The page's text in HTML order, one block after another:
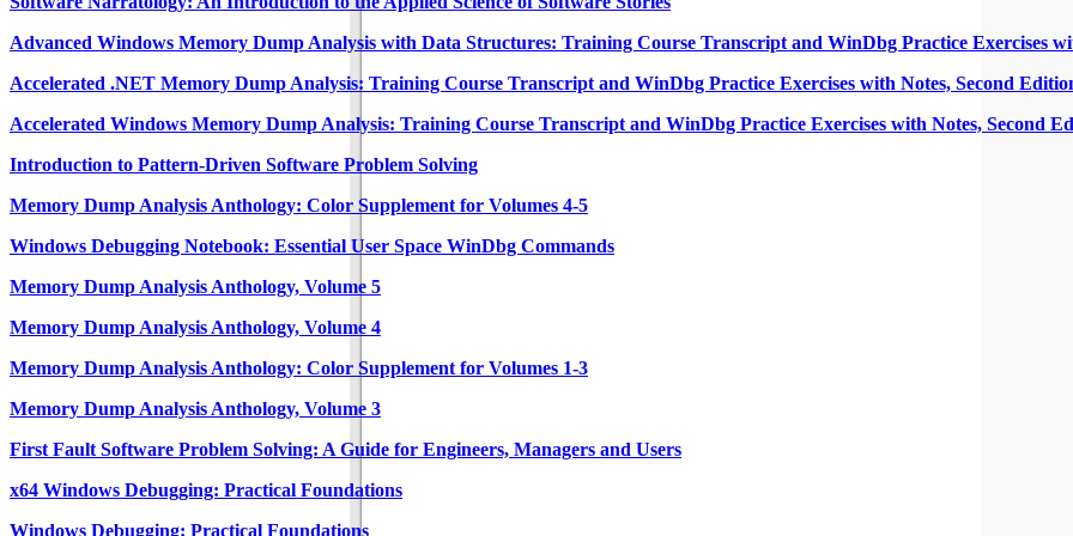
Advanced Windows Memory Dump Analysis with Data Structures: Training Course Transcript and WinDbg Practice Exercises
Accelerated .NET Memory Dump Analysis: Training Course Transcript and WinDbg Practice Exercises with Notes, Second
Accelerated Windows Memory Dump Analysis: Training Course Transcript and WinDbg Practice Exercises with Notes, Second
Introduction to Pattern-Driven Software Problem Solving
Memory Dump Analysis Anthology: Color Supplement for Volumes 4-5
Windows Debugging Notebook: Essential User Space WinDbg Commands
Memory Dump Analysis Anthology, Volume 5
Memory Dump Analysis Anthology, Volume 4
Memory Dump Analysis Anthology: Color Supplement for Volumes 1-3
Memory Dump Analysis Anthology, Volume 3
First Fault Software Problem Solving: A Guide for Engineers, Managers and Users
x64 Windows Debugging: Practical Foundations
Windows Debugging: Practical Foundations